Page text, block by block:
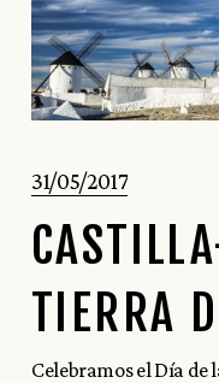
31/05/2017
TIERRA
Celebramos el Día